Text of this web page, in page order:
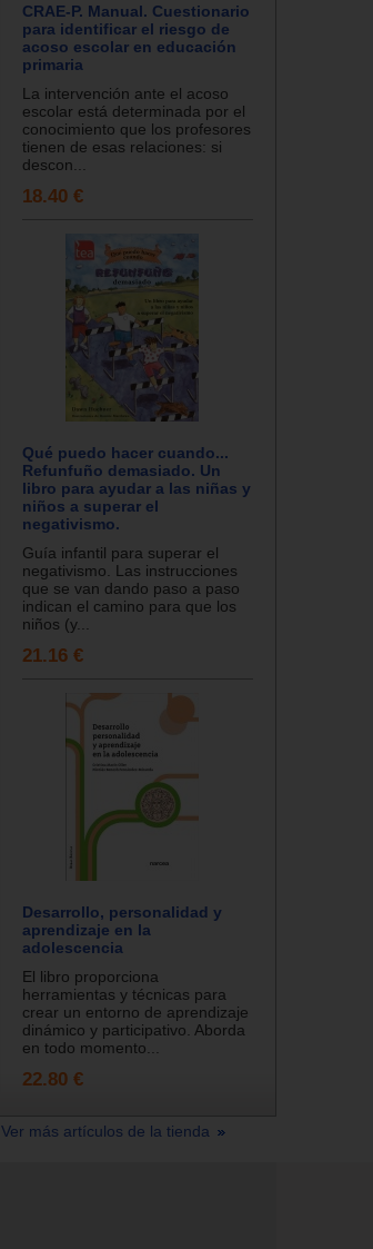
CRAE-P. Manual. Cuestionario
para identificar el riesgo de
acoso escolar en educación
primaria
La intervención ante el acoso
escolar está determinada por el
conocimiento que los profesores
tienen de esas relaciones: si
descon...
18.40 €
Qué puedo hacer cuando...
Refunfuño demasiado. Un
libro para ayudar a las niñas y
niños a superar el
negativismo.
Guía infantil para superar el
negativismo. Las instrucciones
que se van dando paso a paso
indican el camino para que los
niños (y...
21.16 €
Desarrollo, personalidad y
aprendizaje en la
adolescencia
El libro proporciona
herramientas y técnicas para
crear un entorno de aprendizaje
dinámico y participativo. Aborda
en todo momento...
22.80 €
Ver más artículos de la tienda